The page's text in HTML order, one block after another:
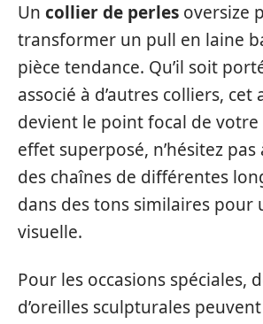
Un collier de perles oversize
transformer un pull en laine
pièce tendance. Qu’il soit
associé à d’autres colliers, cet
devient le point focal de
effet superposé, n’hésitez
des chaînes de différentes
dans des tons similaires pour
visuelle.
Pour les occasions spéciales,
d’oreilles sculpturales